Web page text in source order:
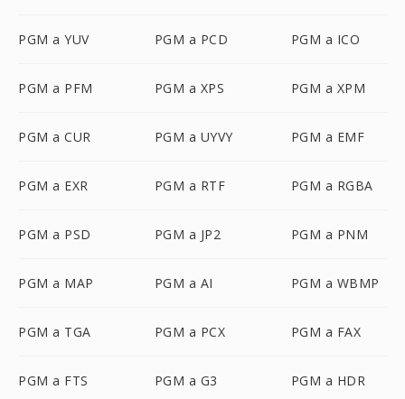
PGM a YUV PGM a PCD PGM a ICO
PGM a PFM PGM a XPS PGM a XPM
PGM a CUR PGM a UYVY PGM a EMF
PGM a EXR PGM a RTF PGM a RGBA
PGM a PSD PGM a JP2 PGM a PNM
PGM a MAP PGM a AI PGM a WBMP
PGM a TGA PGM a PCX PGM a FAX
PGM a FTS PGM a G3 PGM a HDR